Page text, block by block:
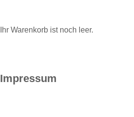
Ihr Warenkorb ist noch leer.
Impressum